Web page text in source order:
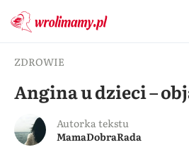
ZDROWIE
Angina u dzieci –
Autorka tekstu
MamaDobraRada